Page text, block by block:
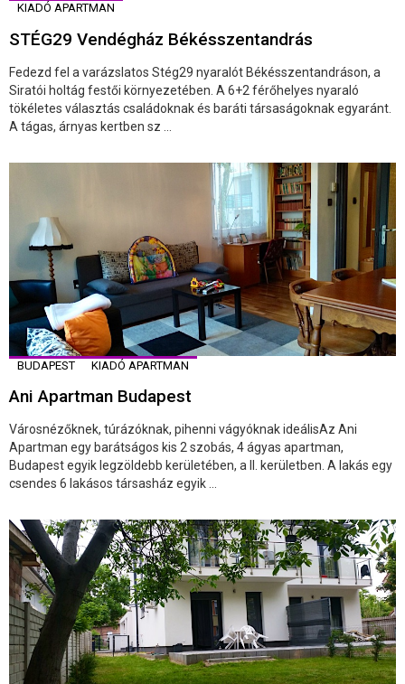
KIADÓ APARTMAN
STÉG29 Vendégház Békésszentandrás
Fedezd fel a varázslatos Stég29 nyaralót Békésszentandráson, a
Siratói holtág festői környezetében. A 6+2 férőhelyes nyaraló
tökéletes választás családoknak és baráti társaságoknak egyaránt.
A tágas, árnyas kertben sz ...
BUDAPEST KIADÓ APARTMAN
Ani Apartman Budapest
Városnézőknek, túrázóknak, pihenni vágyóknak ideálisAz Ani
Apartman egy barátságos kis 2 szobás, 4 ágyas apartman,
Budapest egyik legzöldebb kerületében, a II. kerületben. A lakás egy
csendes 6 lakásos társasház egyik ...